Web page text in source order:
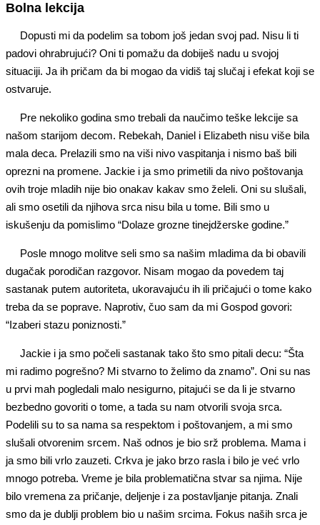
Bolna lekcija
Dopusti mi da podelim sa tobom još jedan svoj pad. Nisu li ti
padovi ohrabrujući? Oni ti pomažu da dobiješ nadu u svojoj
situaciji. Ja ih pričam da bi mogao da vidiš taj slučaj i efekat koji se
ostvaruje.
Pre nekoliko godina smo trebali da naučimo teške lekcije sa
našom starijom decom. Rebekah, Daniel i Elizabeth nisu više bila
mala deca. Prelazili smo na viši nivo vaspitanja i nismo baš bili
oprezni na promene. Jackie i ja smo primetili da nivo poštovanja
ovih troje mladih nije bio onakav kakav smo želeli. Oni su slušali,
ali smo osetili da njihova srca nisu bila u tome. Bili smo u
iskušenju da pomislimo “Dolaze grozne tinejdžerske godine.”
Posle mnogo molitve seli smo sa našim mladima da bi obavili
dugačak porodičan razgovor. Nisam mogao da povedem taj
sastanak putem autoriteta, ukoravajuću ih ili pričajući o tome kako
treba da se poprave. Naprotiv, čuo sam da mi Gospod govori:
“Izaberi stazu poniznosti.”
Jackie i ja smo počeli sastanak tako što smo pitali decu: “Šta
mi radimo pogrešno? Mi stvarno to želimo da znamo”. Oni su nas
u prvi mah pogledali malo nesigurno, pitajući se da li je stvarno
bezbedno govoriti o tome, a tada su nam otvorili svoja srca.
Podelili su to sa nama sa respektom i poštovanjem, a mi smo
slušali otvorenim srcem. Naš odnos je bio srž problema. Mama i
ja smo bili vrlo zauzeti. Crkva je jako brzo rasla i bilo je već vrlo
mnogo potreba. Vreme je bila problematična stvar sa njima. Nije
bilo vremena za pričanje, deljenje i za postavljanje pitanja. Znali
smo da je dublji problem bio u našim srcima. Fokus naših srca je